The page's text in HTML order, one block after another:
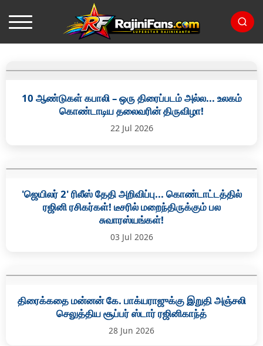
10 ஆண்டுகள் கபாலி – ஒரு திரைப்படம் அல்ல... உலகம்
கொண்டாடிய தலைவரின் திருவிழா!
22 Jul 2026
'ஜெயிலர் 2' ரிலீஸ் தேதி அறிவிப்பு... கொண்டாட்டத்தில்
ரஜினி ரசிகர்கள்! டீசரில் மறைந்திருக்கும் பல
சுவாரஸ்யங்கள்!
03 Jul 2026
திரைக்கதை மன்னன் கே. பாக்யராஜுக்கு இறுதி அஞ்சலி
செலுத்திய சூப்பர் ஸ்டார் ரஜினிகாந்த்
28 Jun 2026